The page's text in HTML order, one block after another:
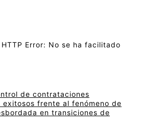
HTTP Error: No se ha facilitado
de contrataciones
exitosos frente al fenómeno de
en transiciones de